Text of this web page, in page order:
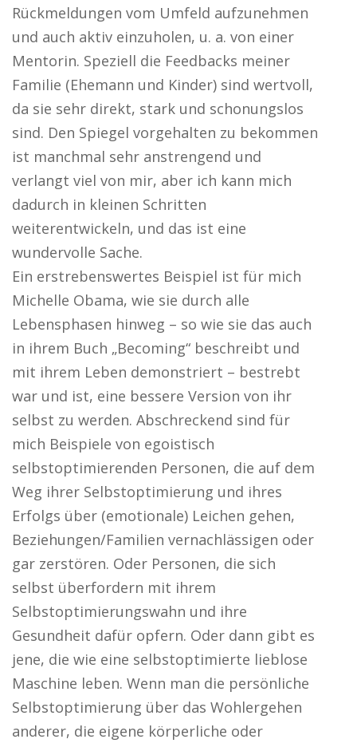
Rückmeldungen vom Umfeld aufzunehmen
und auch aktiv einzuholen, u. a. von einer
Mentorin. Speziell die Feedbacks meiner
Familie (Ehemann und Kinder) sind wertvoll,
da sie sehr direkt, stark und schonungslos
sind. Den Spiegel vorgehalten zu bekommen
ist manchmal sehr anstrengend und
verlangt viel von mir, aber ich kann mich
dadurch in kleinen Schritten
weiterentwickeln, und das ist eine
wundervolle Sache.
Ein erstrebenswertes Beispiel ist für mich
Michelle Obama, wie sie durch alle
Lebensphasen hinweg – so wie sie das auch
in ihrem Buch „Becoming“ beschreibt und
mit ihrem Leben demonstriert – bestrebt
war und ist, eine bessere Version von ihr
selbst zu werden. Abschreckend sind für
mich Beispiele von egoistisch
selbstoptimierenden Personen, die auf dem
Weg ihrer Selbstoptimierung und ihres
Erfolgs über (emotionale) Leichen gehen,
Beziehungen/Familien vernachlässigen oder
gar zerstören. Oder Personen, die sich
selbst überfordern mit ihrem
Selbstoptimierungswahn und ihre
Gesundheit dafür opfern. Oder dann gibt es
jene, die wie eine selbstoptimierte lieblose
Maschine leben. Wenn man die persönliche
Selbstoptimierung über das Wohlergehen
anderer, die eigene körperliche oder